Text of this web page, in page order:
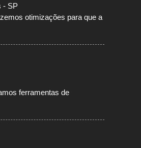
- SP
otimizações para que a
ferramentas de